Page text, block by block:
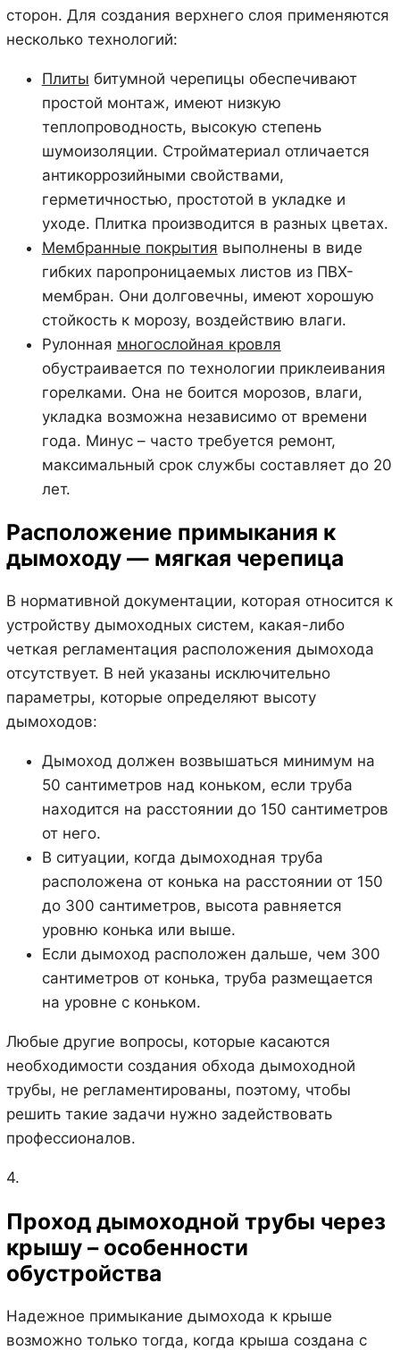
сторон. Для создания верхнего слоя применяются
несколько технологий:
Плиты битумной черепицы обеспечивают
простой монтаж, имеют низкую
теплопроводность, высокую степень
шумоизоляции. Стройматериал отличается
антикоррозийными свойствами,
герметичностью, простотой в укладке и
уходе. Плитка производится в разных цветах.
Мембранные покрытия выполнены в виде
гибких паропроницаемых листов из ПВХ-
мембран. Они долговечны, имеют хорошую
стойкость к морозу, воздействию влаги.
Рулонная многослойная кровля
обустраивается по технологии приклеивания
горелками. Она не боится морозов, влаги,
укладка возможна независимо от времени
года. Минус – часто требуется ремонт,
максимальный срок службы составляет до 20
лет.
Расположение примыкания к
дымоходу — мягкая черепица
В нормативной документации, которая относится к
устройству дымоходных систем, какая-либо
четкая регламентация расположения дымохода
отсутствует. В ней указаны исключительно
параметры, которые определяют высоту
дымоходов:
Дымоход должен возвышаться минимум на
50 сантиметров над коньком, если труба
находится на расстоянии до 150 сантиметров
от него.
В ситуации, когда дымоходная труба
расположена от конька на расстоянии от 150
до 300 сантиметров, высота равняется
уровню конька или выше.
Если дымоход расположен дальше, чем 300
сантиметров от конька, труба размещается
на уровне с коньком.
Любые другие вопросы, которые касаются
необходимости создания обхода дымоходной
трубы, не регламентированы, поэтому, чтобы
решить такие задачи нужно задействовать
профессионалов.
4.
Проход дымоходной трубы через
крышу – особенности
обустройства
Надежное примыкание дымохода к крыше
возможно только тогда, когда крыша создана с